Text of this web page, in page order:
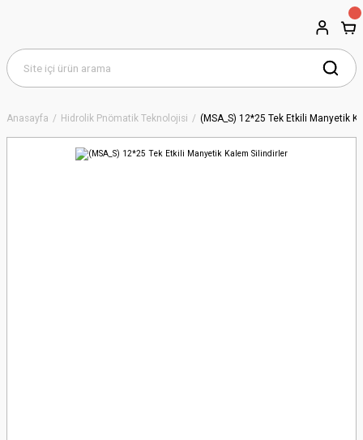
Anasayfa Hidrolik Pnömatik Teknolojisi (MSA_S) 12*25 Tek Etkili Manyetik